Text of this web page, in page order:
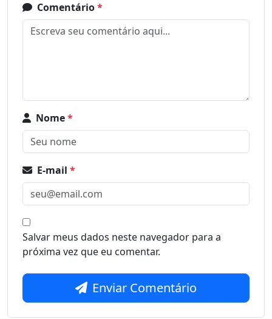
Comentário*
Nome*
E-mail *
Salvar meus dados neste navegador para a
próxima vez que eu comentar.
Enviar Comentário